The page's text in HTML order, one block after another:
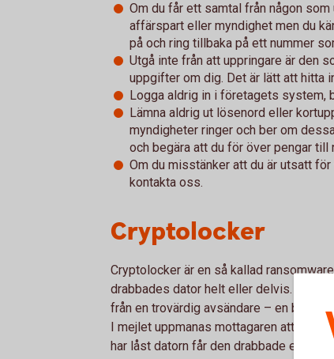
Om du får ett samtal från någon
affärspart eller myndighet men du
på och ring tillbaka på ett nummer
Utgå inte från att uppringare är den
uppgifter om dig. Det är lätt att hitta
Logga aldrig in i företagets system,
Lämna aldrig ut lösenord eller
myndigheter ringer och ber om
och begära att du för över pengar till
Om du misstänker att du är utsatt
kontakta oss.
Cryptolocker
Cryptolocker är en så kallad
drabbades dator helt eller delvis.
från en trovärdig avsändare – en bank,
I mejlet uppmanas mottagaren att läsa
har låst datorn får den drabbade ett